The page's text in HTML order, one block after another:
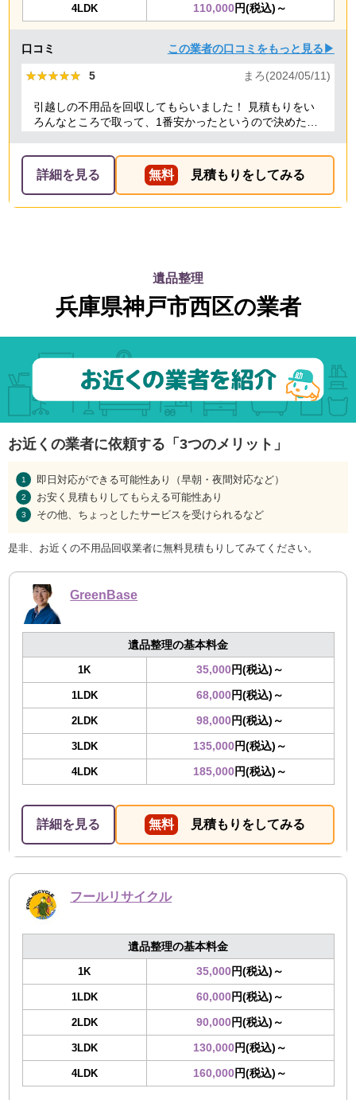
4LDK 110,000円(税込)～
口コミ この業者の口コミをもっと見る▶
★★★★★
★★★★★ 5 まろ(2024/05/11)
引越しの不用品を回収してもらいました！ 見積もりをい
ろんなところで取って、1番安かったというので決めたの
回収の時は料金しようと思いました！
詳細を見る 無料 見積もりをしてみる
遺品整理
兵庫県神戸市西区の業者
お近くの業者に依頼する「3つのメリット」
即日対応ができる可能性あり（早朝・夜間対応など）
お安く見積もりしてもらえる可能性あり
その他、ちょっとしたサービスを受けられるなど
是非、お近くの不用品回収業者に無料見積もりしてみてください。
GreenBase
遺品整理の基本料金
1K 35,000円(税込)～
1LDK 68,000円(税込)～
2LDK 98,000円(税込)～
3LDK 135,000円(税込)～
4LDK 185,000円(税込)～
詳細を見る 無料 見積もりをしてみる
フールリサイクル
遺品整理の基本料金
1K 35,000円(税込)～
1LDK 60,000円(税込)～
2LDK 90,000円(税込)～
3LDK 130,000円(税込)～
4LDK 160,000円(税込)～